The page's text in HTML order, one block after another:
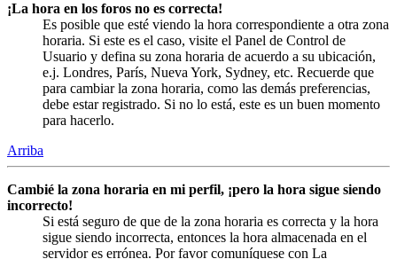
¡La hora en los foros no es correcta!
Es posible que esté viendo la hora correspondiente a otra zona
horaria. Si este es el caso, visite el Panel de Control de
Usuario y defina su zona horaria de acuerdo a su ubicación,
e.j. Londres, París, Nueva York, Sydney, etc. Recuerde que
para cambiar la zona horaria, como las demás preferencias,
debe estar registrado. Si no lo está, este es un buen momento
para hacerlo.
Arriba
Cambié la zona horaria en mi perfil, ¡pero la hora sigue siendo
incorrecto!
Si está seguro de que de la zona horaria es correcta y la hora
sigue siendo incorrecta, entonces la hora almacenada en el
servidor es errónea. Por favor comuníquese con La